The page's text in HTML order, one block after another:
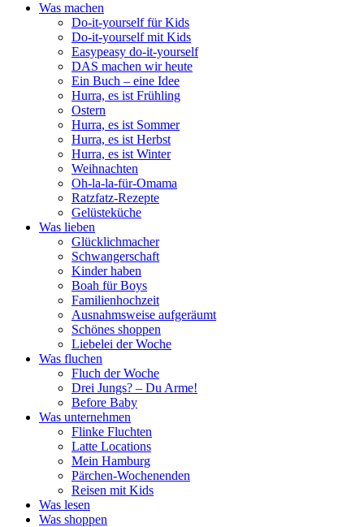
Was machen
Do-it-yourself für Kids
Do-it-yourself mit Kids
Easypeasy do-it-yourself
DAS machen wir heute
Ein Buch – eine Idee
Hurra, es ist Frühling
Ostern
Hurra, es ist Sommer
Hurra, es ist Herbst
Hurra, es ist Winter
Weihnachten
Oh-la-la-für-Omama
Ratzfatz-Rezepte
Gelüsteküche
Was lieben
Glücklichmacher
Schwangerschaft
Kinder haben
Boah für Boys
Familienhochzeit
Ausnahmsweise aufgeräumt
Schönes shoppen
Liebelei der Woche
Was fluchen
Fluch der Woche
Drei Jungs? – Du Arme!
Before Baby
Was unternehmen
Flinke Fluchten
Latte Locations
Mein Hamburg
Pärchen-Wochenenden
Reisen mit Kids
Was lesen
Was shoppen